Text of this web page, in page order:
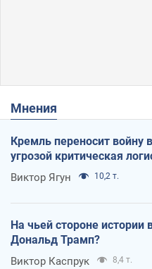
Мнения
Кремль переносит войну
угрозой критическая
Виктор Ягун 10,2 т.
На чьей стороне истории
Дональд Трамп?
Виктор Каспрук 8,4 т.